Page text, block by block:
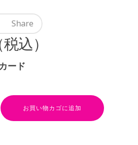
Share
税込）
ード
お買い物カゴに追加